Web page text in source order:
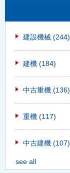
建設機械 (244)
建機 (184)
中古重機 (136)
重機 (117)
中古建機 (107)
see all